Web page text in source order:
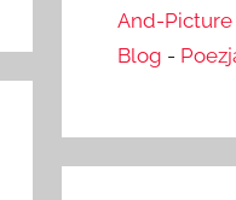
And-
Blog -